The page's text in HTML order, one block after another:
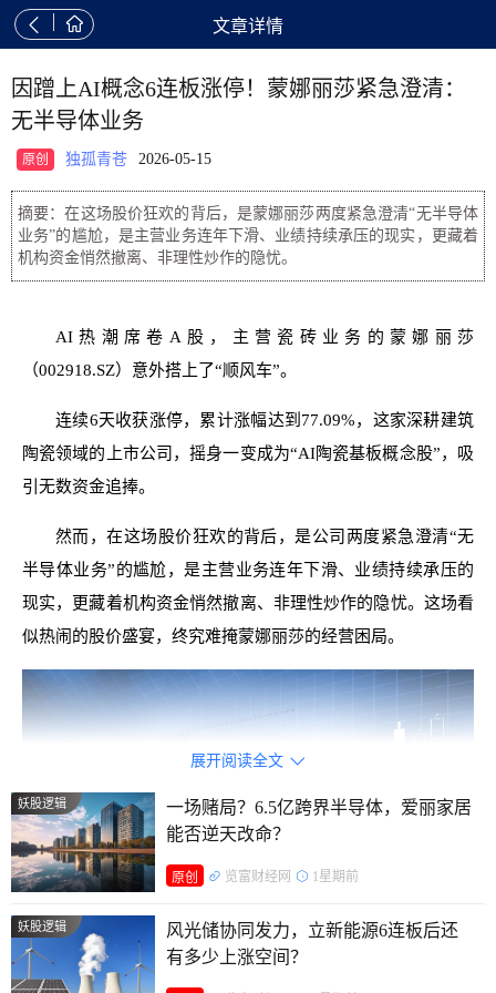
  文章详情
因蹭上AI概念6连板涨停！蒙娜丽莎紧急澄清：
无半导体业务
原创 独孤青苍 2026-05-15
摘要：在这场股价狂欢的背后，是蒙娜丽莎两度紧急澄清“无半导体
业务”的尴尬，是主营业务连年下滑、业绩持续承压的现实，更藏着
机构资金悄然撤离、非理性炒作的隐忧。
AI热潮席卷A股，主营瓷砖业务的蒙娜丽莎
（002918.SZ）意外搭上了“顺风车”。
连续6天收获涨停，累计涨幅达到77.09%，这家深耕建筑
陶瓷领域的上市公司，摇身一变成为“AI陶瓷基板概念股”，吸
引无数资金追捧。
然而，在这场股价狂欢的背后，是公司两度紧急澄清“无
半导体业务”的尴尬，是主营业务连年下滑、业绩持续承压的
现实，更藏着机构资金悄然撤离、非理性炒作的隐忧。这场看
似热闹的股价盛宴，终究难掩蒙娜丽莎的经营困局。
展开阅读全文 
妖股逻辑
一场赌局？6.5亿跨界半导体，爱丽家居
能否逆天改命？
原创 览富财经网 1星期前
妖股逻辑
风光储协同发力，立新能源6连板后还
有多少上涨空间？